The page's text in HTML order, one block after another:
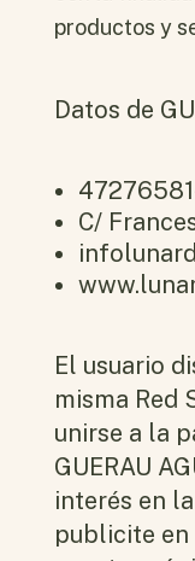
productos y
Datos de
C/
El usuario
misma Red
unirse a la
GUERAU
interés en
publicite en